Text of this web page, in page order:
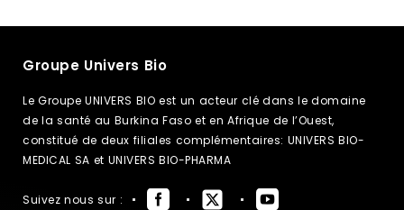
Groupe Univers Bio
Le Groupe UNIVERS BIO est un acteur clé dans le domaine
de la santé au Burkina Faso et en Afrique de l’Ouest,
constitué de deux filiales complémentaires: UNIVERS BIO-
MEDICAL SA et UNIVERS BIO-PHARMA
Suivez nous sur :